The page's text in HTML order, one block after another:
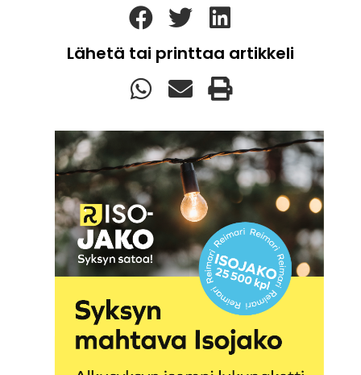
Lähetä tai printtaa artikkeli